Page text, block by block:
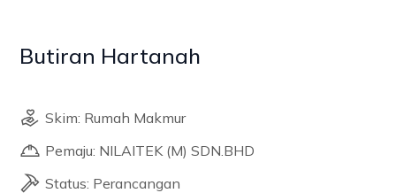
Butiran Hartanah
Skim: Rumah Makmur
Pemaju: NILAITEK (M) SDN.BHD
Status: Perancangan